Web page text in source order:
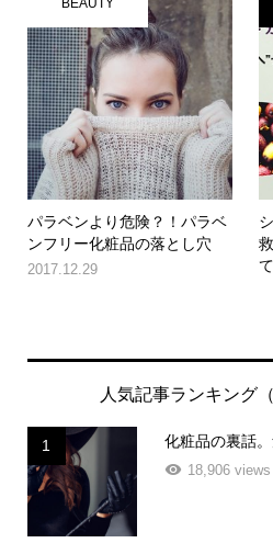
BEAUTY
パラベンより危険？！パラベ
ンフリー化粧品の落とし穴
2017.12.29
人気記事ランキング
1 化粧品の裏話
18,906 views